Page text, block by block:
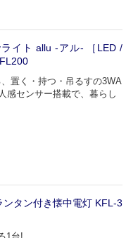
イト allu -アル- ［LED /
置く・持つ・吊るすの3WA
感センサー搭載で、暮らし
タン付き懐中電灯 KFL-3